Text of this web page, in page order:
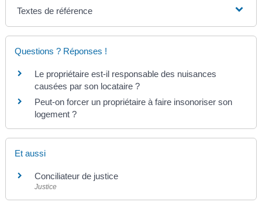
Textes de référence
Questions ? Réponses !
Le propriétaire est-il responsable des nuisances
causées par son locataire ?
Peut-on forcer un propriétaire à faire insonoriser son
logement ?
Et aussi
Conciliateur de justice
Justice